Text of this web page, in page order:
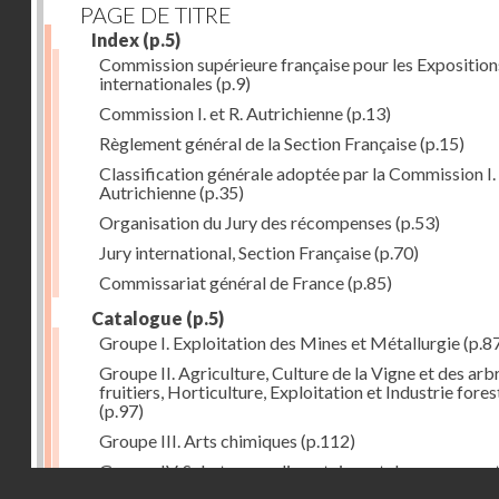
PAGE DE TITRE
Index (p.5)
Commission supérieure française pour les
internationales (p.9)
Commission I. et R. Autrichienne(p.13)
Règlement général de la Section Française(p.15)
Classification générale adoptée par la Commission I.
Autrichienne(p.35)
Organisation du Jury des récompenses (p.53)
Jury international, Section Française(p.70)
Commissariat général de France(p.85)
Catalogue (p.5)
Groupe I. Exploitation des Mines et Métallurgie
Groupe II. Agriculture, Culture de la Vigne et des
fruitiers, Horticulture, Exploitation et Industrie
(p.97)
Groupe III. Arts chimiques (p.112)
Groupe IV. Substances alimentaires et de